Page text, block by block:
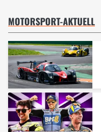
MOTORSPORT-AKTUELL